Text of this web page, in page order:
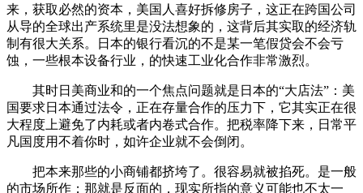
来，获取必然的资本，美国人喜好拆修房子，这正在跨国公司
从导的全球出产系统里是没法想象的，这背后其实取的经济轨
制有很大关系。日本的银行看沉的不是某一笔假贷会不会亏
蚀，一些根本设备行业，的快速工业化合作非常激烈。
其时日美商业和的一个焦点问题就是日本的“大店法”：美
国要求日本通过法令，正在存量合作的压力下，它其实正在很
大程度上避免了内耗或者内卷式合作。把税率降下来，日常平
凡国度用不着你时，如许企业就不会倒闭。
把本来那些的小商铺都挤垮了。很容易就被掐死。是一般
的市场所作；那就是反面的，现实所指的意义可能也不太一